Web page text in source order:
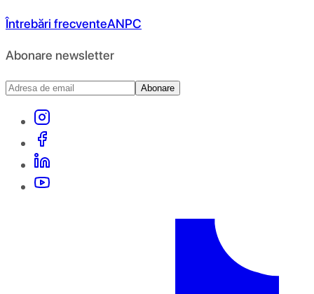
Întrebări frecventeANPC
Abonare newsletter
Abonare